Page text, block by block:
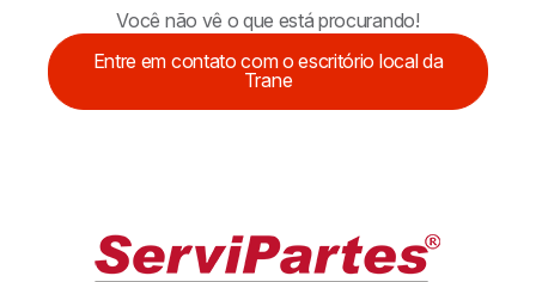
Você não vê o que está procurando!
Entre em contato com o escritório local da
Trane